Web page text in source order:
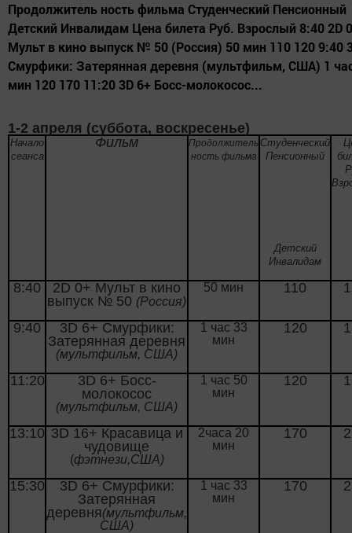
Продолжитель ность фильма Студенческий Пенсионный
Детский Инвалидам Цена билета Руб. Взрослый 8:40 2D
Мульт в кино выпуск № 50 (Россия) 50 мин 110 120 9:40
Смурфики: Затерянная деревня (мультфильм, США) 1
мин 120 170 11:20 3D 6+ Босс-молокосос...
1-2 апреля (суббота, воскресенье)
Начало
сеанса
Фильм
Продолжитель
ность фильма
Студенческий
Пенсионный
Детский
Инвалидам
8:40 2D 0+ Мульт в кино
выпуск № 50 (Россия)
50 мин 110
9:40 3D 6+ Смурфики:
Затерянная деревня
(мультфильм, США)
1 час 33
мин
120
11:20 3D 6+ Босс-
молокосос
(мультфильм, США)
1 час 50
мин
120
13:10 3D 16+ Красавица и
чудовище
(фэтнези,США)
2часа 20
мин
170
15:30 3D 6+ Смурфики:
Затерянная
деревня(мультфильм,
США)
1 час 33
мин
170